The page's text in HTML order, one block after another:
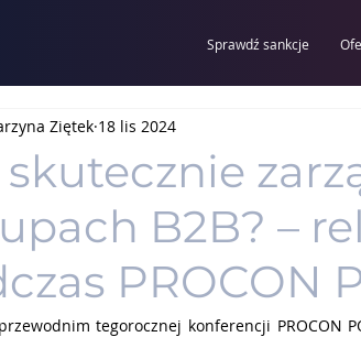
Sprawdź sankcje
skutecznie
B2B? –
PROCON
Ziętek 18 lis 2024
tegorocznej konferencji PROCON